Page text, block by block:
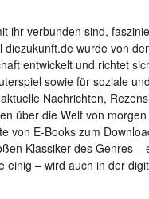
ihr verbunden sind,
wurde von
entwickelt und richtet
sowie für soziale
Nachrichten,
über die Welt von
von E-Books zum
Klassiker des Genres –
einig – wird auch in der